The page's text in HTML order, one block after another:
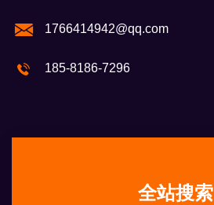
1766414942@qq.com
185-8186-7296
全站搜索